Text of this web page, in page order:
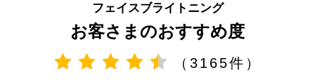
フェイスブライトニング
お客さまのおすすめ度
（3165件）